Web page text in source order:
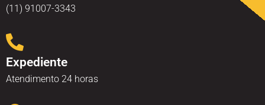
(11) 91007-3343
Expediente
Atendimento 24 horas